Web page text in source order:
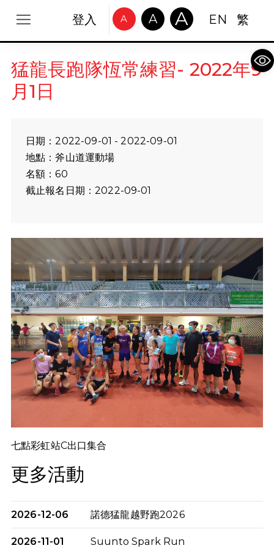
登入 A A A EN 繁
猛龍長跑隊恆常練習- 2022年9
月1日
日期：2022-09-01 - 2022-09-01
地點：斧山道運動場
名額：60
截止報名日期：2022-09-01
七點彩虹站C出口集合
更多活動
2026-12-06 諾德猛龍越野跑2026
2026-11-01 Suunto Spark Run